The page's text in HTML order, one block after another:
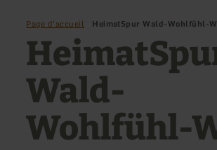
Page d'accueil HeimatSpur Wald-Wohlfühl-
Wald-
Wohlfühl-